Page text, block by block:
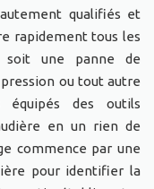
qualifiés et
rapidement tous les
soit une panne de
ou tout autre
équipés des outils
en un rien de
commence par une
pour identifier la